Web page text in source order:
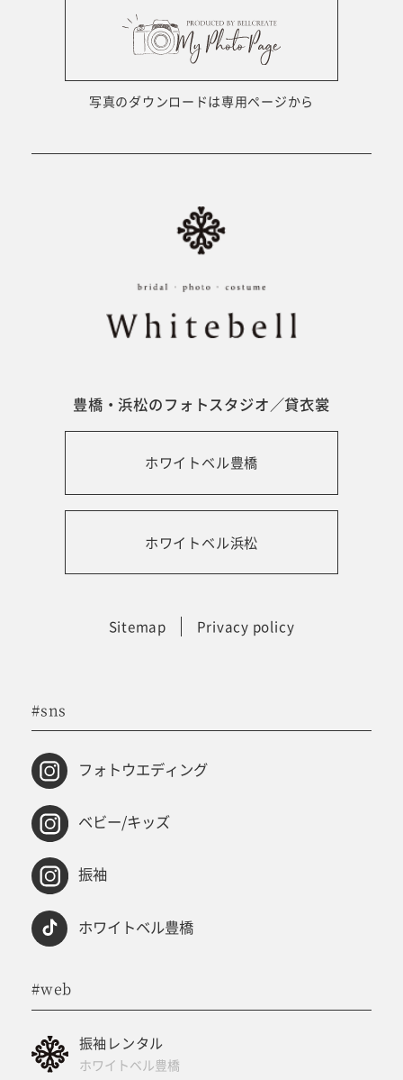
写真のダウンロードは専用ページから
豊橋・浜松のフォトスタジオ／貸衣裳
ホワイトベル豊橋
ホワイトベル浜松
Sitemap Privacy policy
#sns
フォトウエディング
ベビー/キッズ
振袖
ホワイトベル豊橋
#web
振袖レンタル
ホワイトベル豊橋